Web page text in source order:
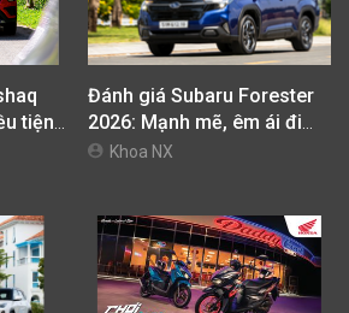
tiện
Đánh giá Subaru Forester
2026: Mạnh mẽ, êm ái đi
cùng hệ thống ADAS hoàn
Khoa NX